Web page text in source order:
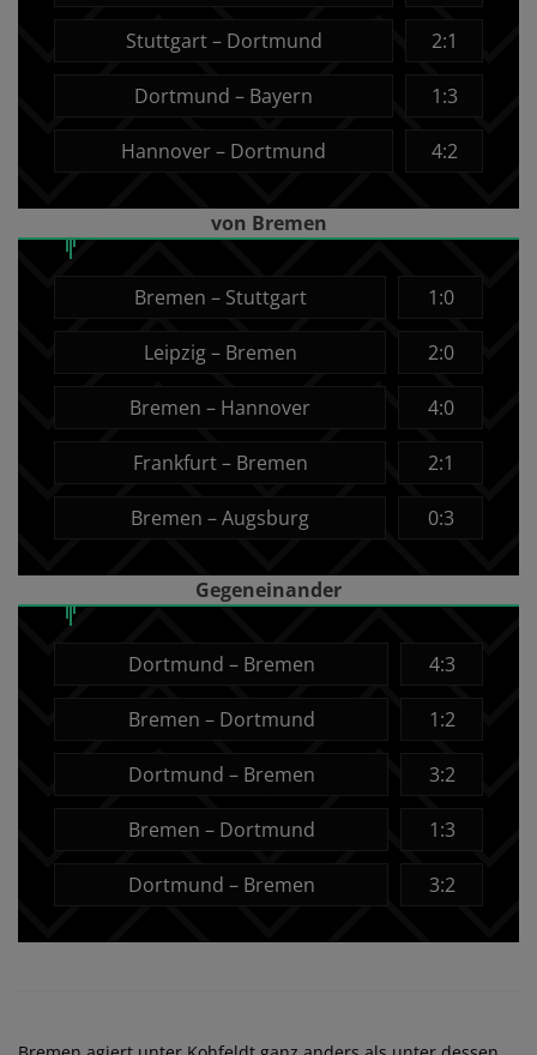
Stuttgart – Dortmund 2:1
Dortmund – Bayern 1:3
Hannover – Dortmund 4:2
von Bremen
Bremen – Stuttgart 1:0
Leipzig – Bremen 2:0
Bremen – Hannover 4:0
Frankfurt – Bremen 2:1
Bremen – Augsburg 0:3
Gegeneinander
Dortmund – Bremen 4:3
Bremen – Dortmund 1:2
Dortmund – Bremen 3:2
Bremen – Dortmund 1:3
Dortmund – Bremen 3:2